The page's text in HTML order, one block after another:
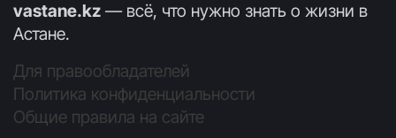
vastane.kz — всё, что нужно знать о жизни в
Астане.
Для правообладателей
Политика конфиденциальности
Общие правила на сайте